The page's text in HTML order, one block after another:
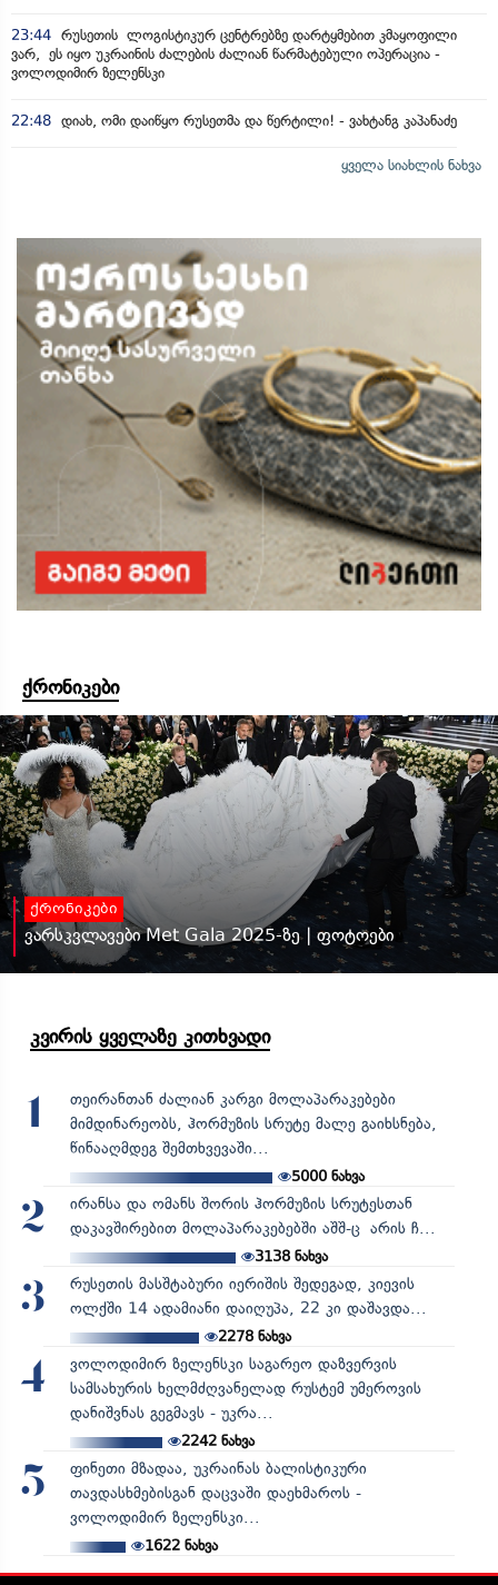
23:44 რუსეთის ლოგისტიკურ ცენტრებზე დარტყმებით კმაყოფილი
ვარ, ეს იყო უკრაინის ძალების ძალიან წარმატებული ოპერაცია -
ვოლოდიმირ ზელენსკი
22:48 დიახ, ომი დაიწყო რუსეთმა და წერტილი! - ვახტანგ კაპანაძე
ყველა სიახლის ნახვა
ქრონიკები
ქრონიკები
ვარსკვლავები Met Gala 2025-ზე | ფოტოები
კვირის ყველაზე კითხვადი
1
თეირანთან ძალიან კარგი მოლაპარაკებები
მიმდინარეობს, ჰორმუზის სრუტე მალე გაიხსნება,
წინააღმდეგ შემთხვევაში...
5000ნახვა
2
ირანსა და ომანს შორის ჰორმუზის სრუტესთან
დაკავშირებით მოლაპარაკებებში აშშ-ც არის ჩ...
3138ნახვა
3
რუსეთის მასშტაბური იერიშის შედეგად, კიევის
ოლქში 14 ადამიანი დაიღუპა, 22 კი დაშავდა...
2278ნახვა
4
ვოლოდიმირ ზელენსკი საგარეო დაზვერვის
სამსახურის ხელმძღვანელად რუსტემ უმეროვის
დანიშვნას გეგმავს - უკრა...
2242ნახვა
5
ფინეთი მზადაა, უკრაინას ბალისტიკური
თავდასხმებისგან დაცვაში დაეხმაროს -
ვოლოდიმირ ზელენსკი...
1622ნახვა